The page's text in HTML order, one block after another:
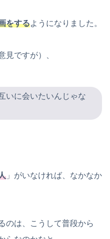
をするようになりました。
見ですが）、
いに会いたいんじゃな
」がいなければ、なかなか
のは、こうして普段から